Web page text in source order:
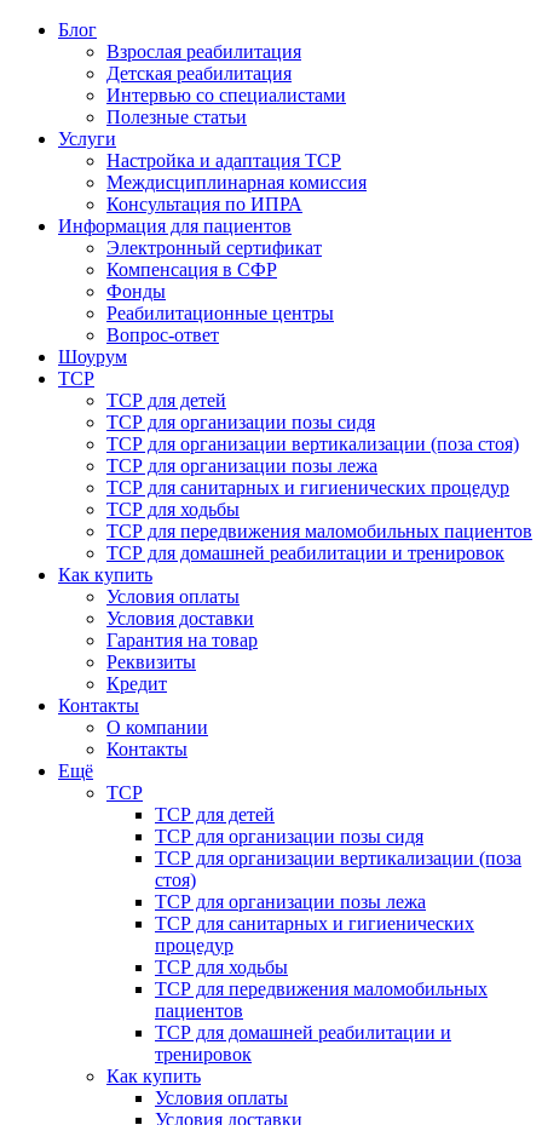
Блог
Взрослая реабилитация
Детская реабилитация
Интервью со специалистами
Полезные статьи
Услуги
Настройка и адаптация ТСР
Междисциплинарная комиссия
Консультация по ИПРА
Информация для пациентов
Электронный сертификат
Компенсация в СФР
Фонды
Реабилитационные центры
Вопрос-ответ
Шоурум
ТСР
ТСР для детей
ТСР для организации позы сидя
ТСР для организации вертикализации (поза стоя)
ТСР для организации позы лежа
ТСР для санитарных и гигиенических процедур
ТСР для ходьбы
ТСР для передвижения маломобильных пациентов
ТСР для домашней реабилитации и тренировок
Как купить
Условия оплаты
Условия доставки
Гарантия на товар
Реквизиты
Кредит
Контакты
О компании
Контакты
Ещё
ТСР
ТСР для детей
ТСР для организации позы сидя
ТСР для организации вертикализации (поза
стоя)
ТСР для организации позы лежа
ТСР для санитарных и гигиенических
процедур
ТСР для ходьбы
ТСР для передвижения маломобильных
пациентов
ТСР для домашней реабилитации и
тренировок
Как купить
Условия оплаты
Условия доставки